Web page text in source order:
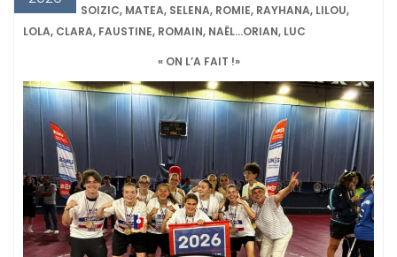
SOIZIC, MATEA, SELENA, ROMIE, RAYHANA, LILOU,
LOLA, CLARA, FAUSTINE, ROMAIN, NAËL…ORIAN, LUC
« ON L’A FAIT !»